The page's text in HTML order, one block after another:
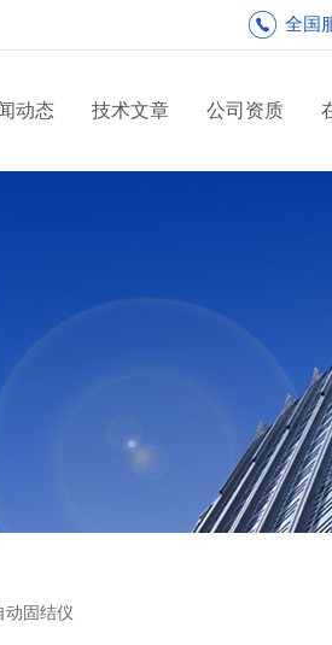
全国
动态 技术文章 公司资质
动固结仪